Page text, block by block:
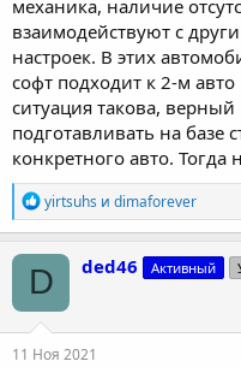
механика, наличие
взаимодействуют с
настроек. В этих
софт подходит к 2-м
ситуация такова,
подготавливать на базе
конкретного авто. Тогда
Р
е
а
к
ц
и
и
:
yirtsuhs и dimaforever
D ded46 Активный
11 Ноя 2021